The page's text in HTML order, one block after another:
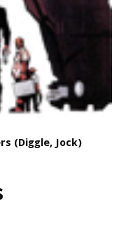
(Diggle, Jock)